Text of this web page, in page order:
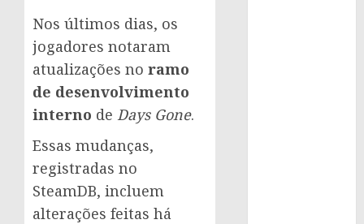
Nos últimos dias, os
jogadores notaram
atualizações no ramo
de desenvolvimento
interno de Days Gone.
Essas mudanças,
registradas no
SteamDB, incluem
alterações feitas há